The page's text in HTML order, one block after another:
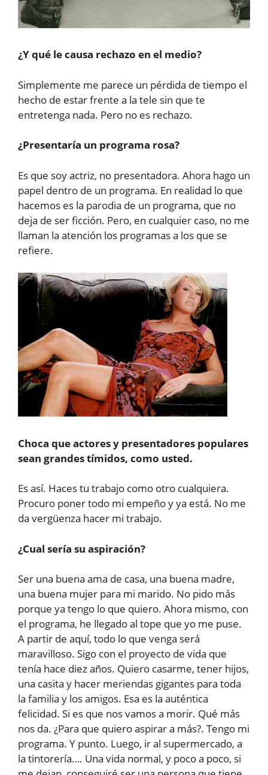
¿Y qué le causa rechazo en el medio?
Simplemente me parece un pérdida de tiempo el
hecho de estar frente a la tele sin que te
entretenga nada. Pero no es rechazo.
¿Presentaría un programa rosa?
Es que soy actriz, no presentadora. Ahora hago un
papel dentro de un programa. En realidad lo que
hacemos es la parodia de un programa, que no
deja de ser ficción. Pero, en cualquier caso, no me
llaman la atención los programas a los que se
refiere.
Choca que actores y presentadores populares
sean grandes tímidos, como usted.
Es así. Haces tu trabajo como otro cualquiera.
Procuro poner todo mi empeño y ya está. No me
da vergüenza hacer mi trabajo.
¿Cual sería su aspiración?
Ser una buena ama de casa, una buena madre,
una buena mujer para mi marido. No pido más
porque ya tengo lo que quiero. Ahora mismo, con
el programa, he llegado al tope que yo me puse.
A partir de aquí, todo lo que venga será
maravilloso. Sigo con el proyecto de vida que
tenía hace diez años. Quiero casarme, tener hijos,
una casita y hacer meriendas gigantes para toda
la familia y los amigos. Esa es la auténtica
felicidad. Si es que nos vamos a morir. Qué más
nos da. ¿Para que quiero aspirar a más?. Tengo mi
programa. Y punto. Luego, ir al supermercado, a
la tintorería…. Una vida normal, y poco a poco, si